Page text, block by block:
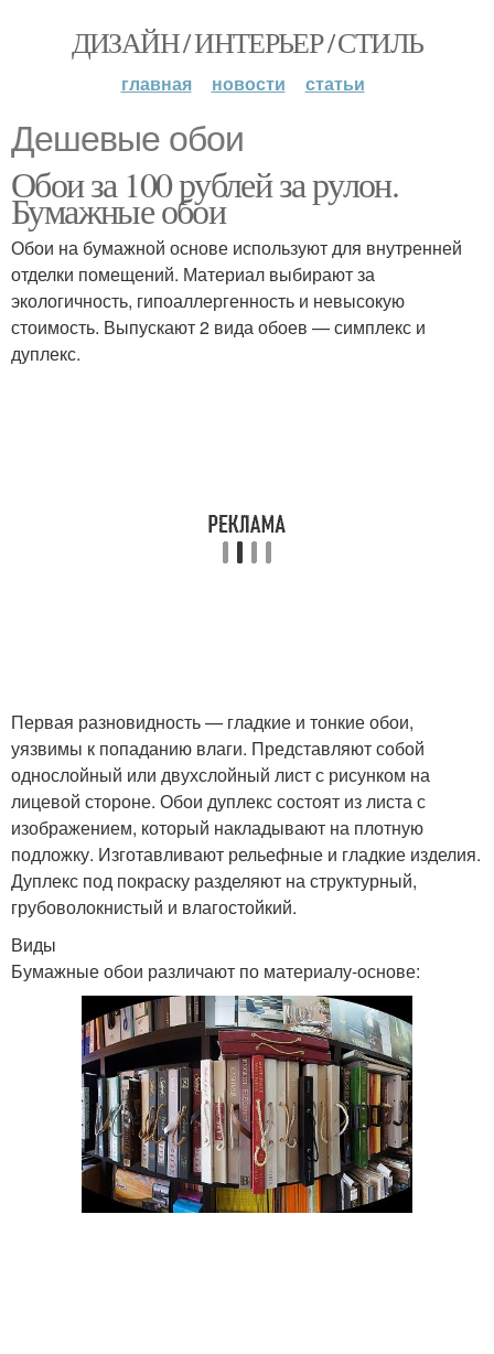
ДИЗАЙН / ИНТЕРЬЕР / СТИЛЬ
главная новости статьи
Дешевые обои
Обои за 100 рублей за рулон.
Бумажные обои
Обои на бумажной основе используют для внутренней
отделки помещений. Материал выбирают за
экологичность, гипоаллергенность и невысокую
стоимость. Выпускают 2 вида обоев — симплекс и
дуплекс.
Первая разновидность — гладкие и тонкие обои,
уязвимы к попаданию влаги. Представляют собой
однослойный или двухслойный лист с рисунком на
лицевой стороне. Обои дуплекс состоят из листа с
изображением, который накладывают на плотную
подложку. Изготавливают рельефные и гладкие изделия.
Дуплекс под покраску разделяют на структурный,
грубоволокнистый и влагостойкий.
Виды
Бумажные обои различают по материалу-основе: